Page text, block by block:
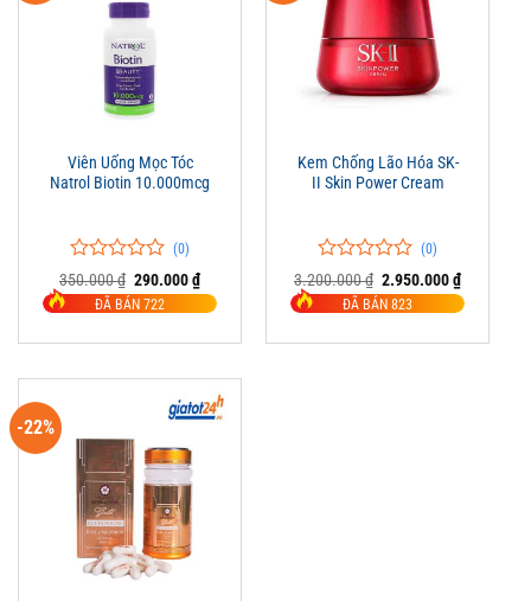
Viên Uống Mọc Tóc
Natrol Biotin 10.000mcg
0
trên
5
0
(0)
350.000₫ Giá
gốc
là:
290.000₫Giá
hiện
tại
290.000 ₫.
ĐÃ BÁN 722
Kem Chống Lão Hóa SK-
II Skin Power Cream
0
trên
5
0
(0)
3.200.000₫ Giá
gốc
là:
2.950.000₫Giá
hiện
tại
2.950.000
ĐÃ BÁN 823
-22%